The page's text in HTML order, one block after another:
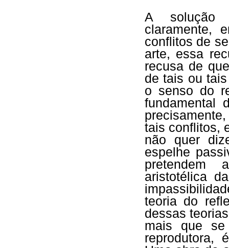
A solução
claramente,
conflitos de
arte, essa
recusa de
de tais ou
o senso do
fundamental
tais conflitos,
não quer
espelhe
pretendem
aristotélica
teoria do
dessas
mais que
reprodutora,